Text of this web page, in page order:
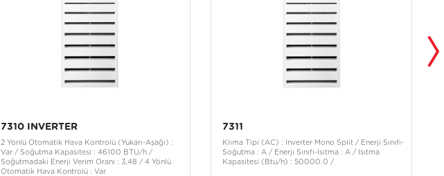
7310 INVERTER
2 Yönlü Otomatik Hava Kontrolü (Yukarı-Aşağı) :
Var / Soğutma Kapasitesi : 46100 BTU/h /
Soğutmadaki Enerji Verim Oranı : 3,48 / 4 Yönlü
Otomatik Hava Kontrolü : Var
7311
Klima Tipi (AC) : Inverter Mono Split / Enerji Sınıfı-
Soğutma : A / Enerji Sınıfı-Isıtma : A / Isıtma
Kapasitesi (Btu/h) : 50000.0 /